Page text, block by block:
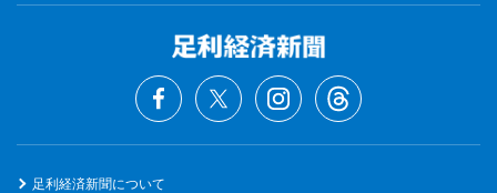
足利経済新聞について